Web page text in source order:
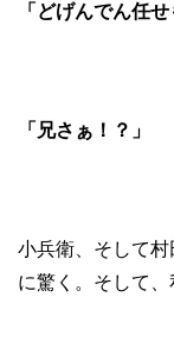
「どげんでん任せ
「兄さぁ！？」
小兵衛、そして
に驚く。そして、